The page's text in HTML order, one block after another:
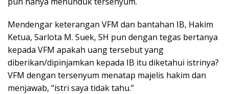
Mendengar keterangan VFM dan bantahan IB, Hakim
Ketua, Sarlota M. Suek, SH pun dengan tegas bertanya
kepada VFM apakah uang tersebut yang
diberikan/dipinjamkan kepada IB itu diketahui istrinya?
VFM dengan tersenyum menatap majelis hakim dan
menjawab, “istri saya tidak tahu.”